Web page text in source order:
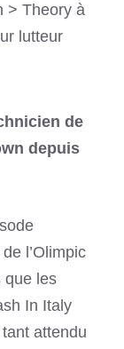
> Theory à
lutteur
de
depuis
l’Olimpic
que les
In Italy
attendu